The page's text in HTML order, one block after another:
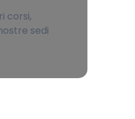
corsi,
sedi